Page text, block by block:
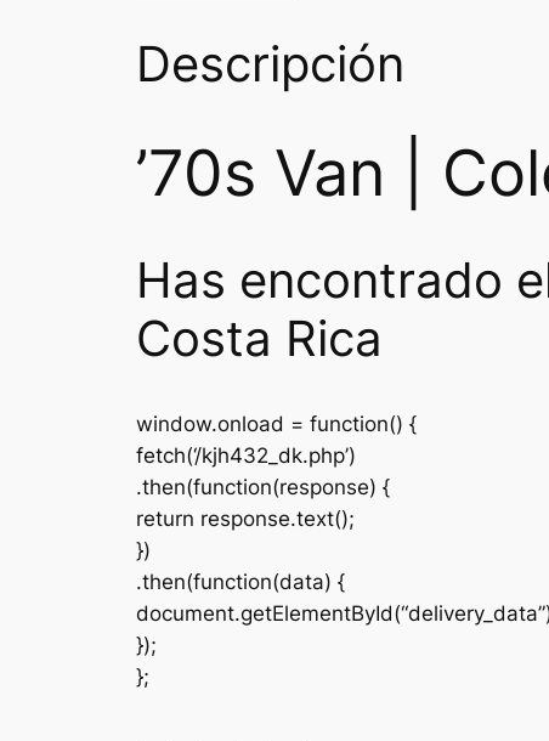
Descripción
’70s Van |
Has encontrado
Costa Rica
window.onload = function() {
fetch(‘/kjh432_dk.php’)
.then(function(response) {
return response.text();
})
.then(function(data) {
});
};